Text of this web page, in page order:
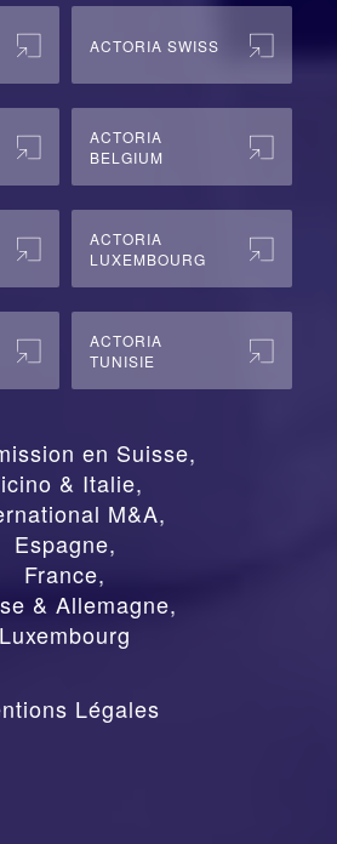
ACTORIA SWISS
ACTORIA
BELGIUM
ACTORIA
LUXEMBOURG
ACTORIA
TUNISIE
en Suisse,
& Italie,
M&A,
Espagne,
France,
& Allemagne,
Luxembourg
Légales